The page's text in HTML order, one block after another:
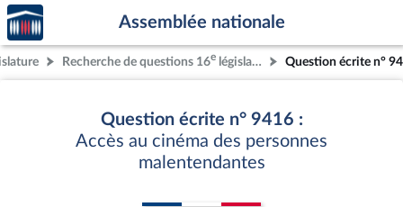
Aller au contenu
Aller en bas de la page
Accèder
à la
page
d'accueil
Assemblée nationale
Recherche de questions 16e législature Question écrite n°
Question écrite n° 9416 :
Accès au cinéma des personnes
malentendantes